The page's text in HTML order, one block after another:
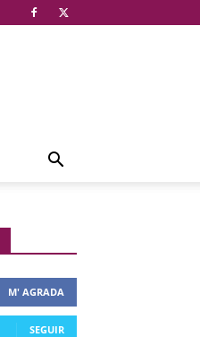
M' AGRADA
SEGUIR